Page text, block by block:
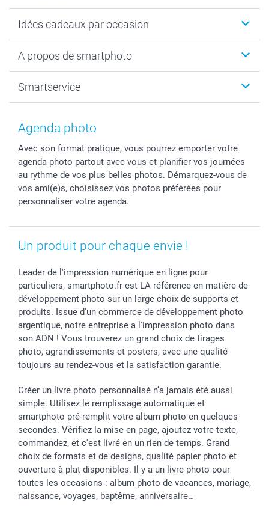
Calendrier photo & Agenda photo
Tirage photo & agrandissement
Faire-part & Cartes
Coques smartphone
Stickers & Etiquettes
Cadres photo & accessoires déco
Dénicheur d'idées cadeau
Idées cadeaux par occasion
Anniversaire
Naissance & baptême
Fête des Mères
Fête des Pères
Communion
Baptême
Toussaint
Rentrée des classes
A propos de smartphoto
Plan du site
Droit de rétraction
Plaintes
Vie privée
Gestion des cookies
Tarifs
Partenariats & Influence
Smartservice
Aide
smartbonus
smartfriends
Livraison
Modes de paiement
Grandes quantités
Agenda photo
Avec son format pratique, vous pourrez emporter votre
agenda photo partout avec vous et planifier vos journées
au rythme de vos plus belles photos. Démarquez-vous de
vos ami(e)s, choisissez vos photos préférées pour
personnaliser votre agenda.
Un produit pour chaque envie !
Leader de l'impression numérique en ligne pour
particuliers, smartphoto.fr est LA référence en matière de
développement photo sur un large choix de supports et
produits. Issue d'un commerce de développement photo
argentique, notre entreprise a l'impression photo dans
son ADN ! Vous trouverez un grand choix de tirages
photo, agrandissements et posters, avec une qualité
toujours au rendez-vous et la satisfaction garantie.
Créer un livre photo personnalisé n’a jamais été aussi
simple. Utilisez le remplissage automatique et
smartphoto pré-remplit votre album photo en quelques
secondes. Vérifiez la mise en page, ajoutez votre texte,
commandez, et c'est livré en un rien de temps. Grand
choix de formats et de designs, qualité papier photo et
ouverture à plat disponibles. Il y a un livre photo pour
toutes les occasions : album photo de vacances, mariage,
naissance, voyages, baptême, anniversaire…